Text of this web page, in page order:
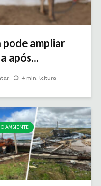
pode ampliar
após...
4 min. leitura
AMBIENTE